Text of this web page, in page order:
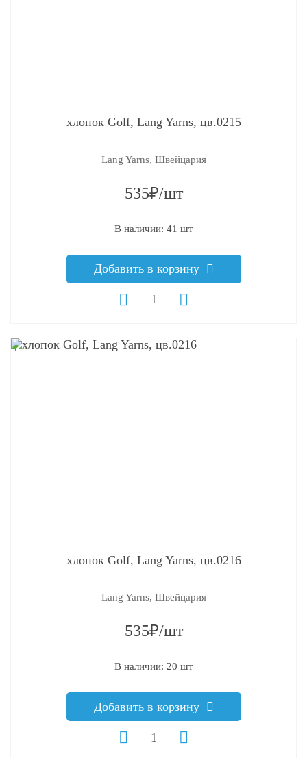
хлопок Golf, Lang Yarns, цв.0215
Lang Yarns, Швейцария
535₽/шт
В наличии: 41 шт
Добавить в корзину
q
хлопок Golf, Lang Yarns, цв.0216
Lang Yarns, Швейцария
535₽/шт
В наличии: 20 шт
Добавить в корзину